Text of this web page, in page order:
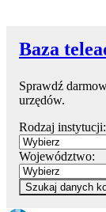
Baza
Sprawdź
urzędów.
Rodzaj instytucji:
Województwo:
Szukaj danych